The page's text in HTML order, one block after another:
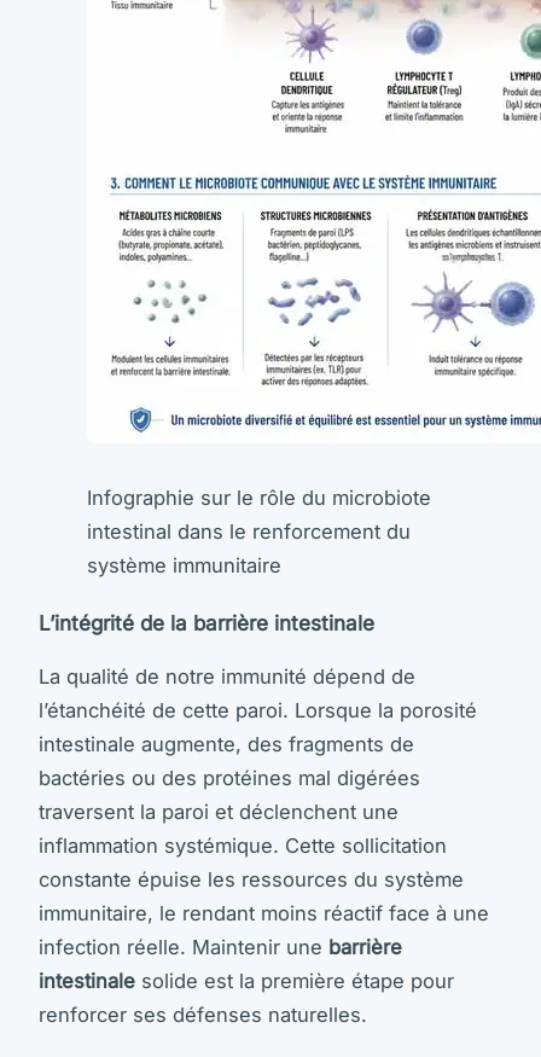
Infographie sur le rôle du microbiote
intestinal dans le renforcement du
système immunitaire
L’intégrité de la barrière intestinale
La qualité de notre immunité dépend de
l’étanchéité de cette paroi. Lorsque la porosité
intestinale augmente, des fragments de
bactéries ou des protéines mal digérées
traversent la paroi et déclenchent une
inflammation systémique. Cette sollicitation
constante épuise les ressources du système
immunitaire, le rendant moins réactif face à une
infection réelle. Maintenir une barrière
intestinale solide est la première étape pour
renforcer ses défenses naturelles.